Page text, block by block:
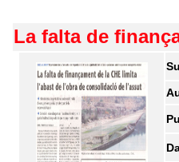
La falta de